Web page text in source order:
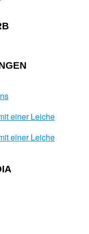
einer Leiche
einer Leiche